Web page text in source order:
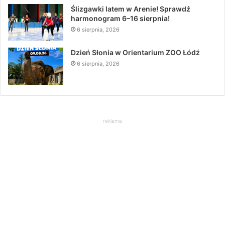
Ślizgawki latem w Arenie! Sprawdź
harmonogram 6–16 sierpnia!
6 sierpnia, 2026
Dzień Słonia w Orientarium ZOO Łódź
6 sierpnia, 2026
reklama